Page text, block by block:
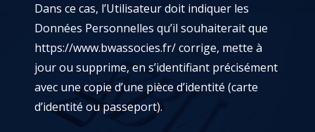
Dans ce cas, l’Utilisateur doit indiquer les
Données Personnelles qu’il souhaiterait que
https://www.bwassocies.fr/corrige, mette à
jour ou supprime, en s’identifiant précisément
avec une copie d’une pièce d’identité (carte
d’identité ou passeport).